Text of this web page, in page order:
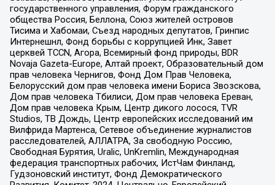
государственного управления, Форум гражданского
общества Россия, Беллона, Союз жителей островов
Тисима и Хабомаи, Съезд народных депутатов, Гринпис
Интернешнл, Фонд борьбы с коррупцией Инк, Завет
церквей TCCN, Агора, Всемирный фонд природы, BDR
Novaja Gazeta-Europe, Алтай проект, Образовательный дом
прав человека Чернигов, Фонд Дом Прав Человека,
Белорусский дом прав человека имени Бориса Звозскова,
Дом прав человека Тбилиси, Дом прав человека Ереван,
Дом прав человека Крым, Центр дикого лосося, TVR
Studios, ТВ Дождь, Центр европейских исследований им
Вилфрида Мартенса, Сетевое объединение журналистов
расследователей, АЛЛАТРА, За свободную Россию,
Свободная Бурятия, Uralic, UnKremlin, Международная
федерация транспортных рабочих, ИстЧам Финланд,
Гудзоновский институт, Фонд Демократического